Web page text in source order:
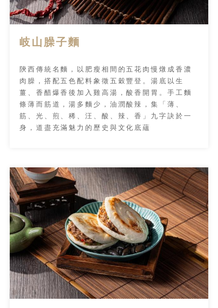
岐山臊子麵
陝西傳統名麵，以肥瘦相間的五花肉慢燉成香濃
肉臊，搭配五色配料象徵五穀豐登。湯底以生
薑、香醋爆香後加入雞高湯，酸香開胃。手工麵
條薄而筋道，湯多麵少，油潤酸辣，集「薄、
筋、光、煎、稀、汪、酸、辣、香」九字訣於一
身，道盡充滿魅力的歷史與文化底蘊